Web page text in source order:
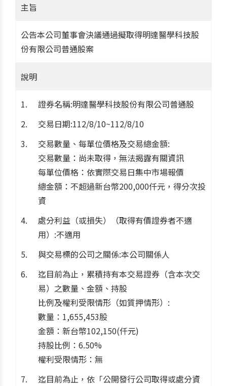
主旨
公告本公司董事會決議通過擬取得明達醫學科技股
份有限公司普通股案
說明
證券名稱:明達醫學科技股份有限公司普通股
交易日期:112/8/10~112/8/10
交易數量、每單位價格及交易總金額:
交易數量：尚未取得，無法揭露有關資訊
每單位價格：依實際交易日集中市場報價
總金額：不超過新台幣200,000仟元，得分次投
資
處分利益（或損失）（取得有價證券者不適
用）:不適用
與交易標的公司之關係:本公司關係人
迄目前為止，累積持有本交易證券（含本次交
易）之數量、金額、持股
比例及權利受限情形（如質押情形）:
數量：1,655,453股
金額：新台幣102,150(仟元)
持股比例：6.50%
權利受限情形：無
迄目前為止，依「公開發行公司取得或處分資